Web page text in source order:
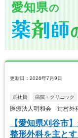
愛知県の
更新日：2026年7月9日
正社員 病院・クリニック
医療法人明和会 辻村外
【愛知県刈谷市
整形外科を主と